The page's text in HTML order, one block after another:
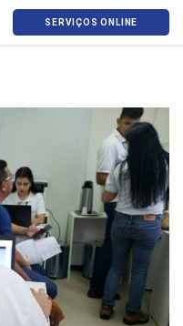
SERVIÇOS ONLINE